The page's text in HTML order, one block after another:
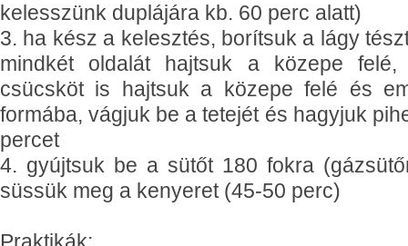
kelesszünk duplájára kb. 60 perc alatt)
3. ha kész a kelesztés, borítsuk a lágy
mindkét oldalát hajtsuk a közepe
csücsköt is hajtsuk a közepe felé és
formába, vágjuk be a tetejét és hagyjuk
percet
4. gyújtsuk be a sütőt 180 fokra
süssük meg a kenyeret (45-50 perc)